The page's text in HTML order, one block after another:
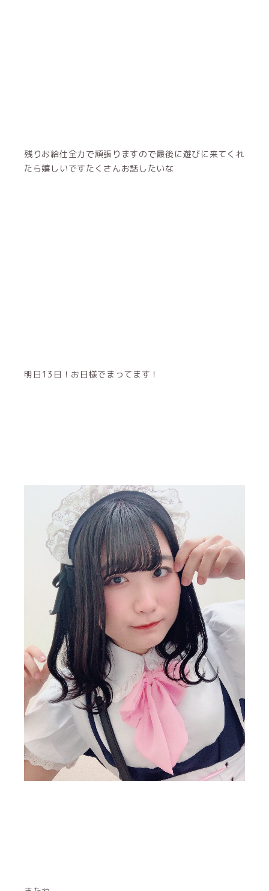
残りお給仕全力で頑張りますので最後に遊びに来てくれ
たら嬉しいですたくさんお話したいな
明日13日！お日様でまってます！